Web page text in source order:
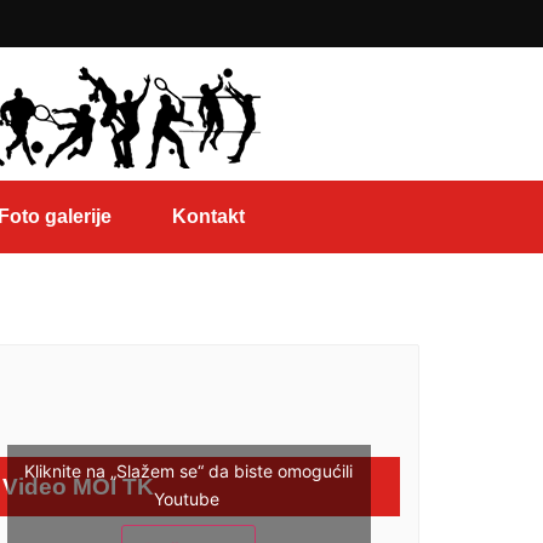
Foto galerije Kontakt
Video MOI TK
Kliknite na „Slažem se“ da biste omogućili
Youtube